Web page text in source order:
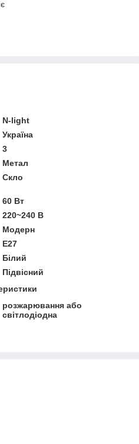
N-light
Україна
3
Метал
Скло
60 Вт
220~240 В
Модерн
E27
Білий
Підвісний
розжарювання або
світлодіодна